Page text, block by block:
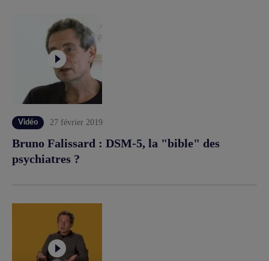
Vidéo 27 février 2019
Bruno Falissard : DSM-5, la "bible" des
psychiatres ?